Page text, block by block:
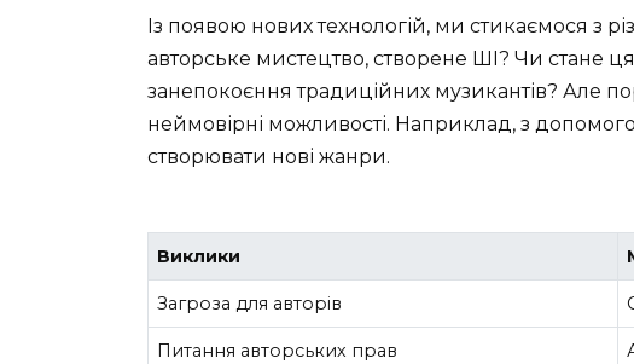
Із появою нових технологій, ми стикаємося
авторське мистецтво, створене ШІ? Чи стане
занепокоєння традиційних музикантів? Але
неймовірні можливості. Наприклад, з
створювати нові жанри.
Виклики
Загроза для авторів
Питання авторських прав